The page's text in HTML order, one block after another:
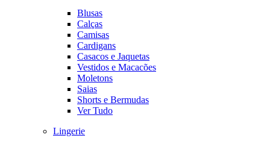
Blusas
Calças
Camisas
Cardigans
Casacos e Jaquetas
Vestidos e Macacões
Moletons
Saias
Shorts e Bermudas
Ver Tudo
Lingerie